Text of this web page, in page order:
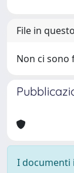
File in
Non ci sono
I documenti